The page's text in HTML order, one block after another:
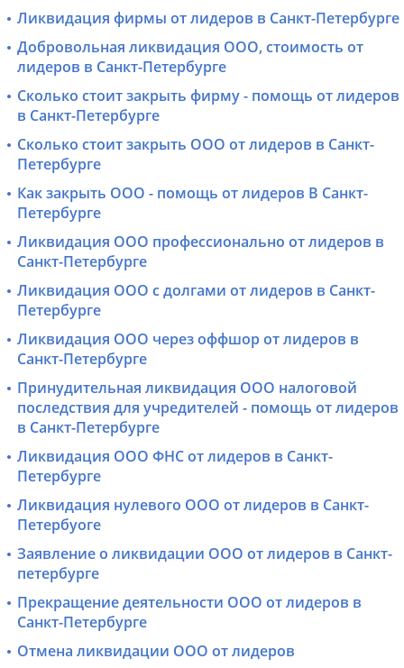
Ликвидация фирмы от лидеров в Санкт-Петербурге
Добровольная ликвидация ООО, стоимость от
лидеров в Санкт-Петербурге
Сколько стоит закрыть фирму - помощь от лидеров
в Санкт-Петербурге
Сколько стоит закрыть ООО от лидеров в Санкт-
Петербурге
Как закрыть ООО - помощь от лидеров В Санкт-
Петербурге
Ликвидация ООО профессионально от лидеров в
Санкт-Петербурге
Ликвидация ООО с долгами от лидеров в Санкт-
Петербурге
Ликвидация ООО через оффшор от лидеров в
Санкт-Петербурге
Принудительная ликвидация ООО налоговой
последствия для учредителей - помощь от лидеров
в Санкт-Петербурге
Ликвидация ООО ФНС от лидеров в Санкт-
Петербурге
Ликвидация нулевого ООО от лидеров в Санкт-
Петербуоге
Заявление о ликвидации ООО от лидеров в Санкт-
петербурге
Прекращение деятельности ООО от лидеров в
Санкт-Петербурге
Отмена ликвидации ООО от лидеров